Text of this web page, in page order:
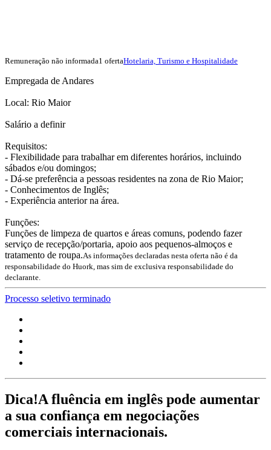
Remuneração não informada1 ofertaHotelaria, Turismo e Hospitalidade
Empregada de Andares
Local: Rio Maior
Salário a definir
Requisitos:
- Flexibilidade para trabalhar em diferentes horários, incluindo
sábados e/ou domingos;
- Dá-se preferência a pessoas residentes na zona de Rio Maior;
- Conhecimentos de Inglês;
- Experiência anterior na área.
Funções:
Funções de limpeza de quartos e áreas comuns, podendo fazer
serviço de recepção/portaria, apoio aos pequenos-almoços e
tratamento de roupa.As informações declaradas nesta oferta não é da
responsabilidade do Huork, mas sim de exclusiva responsabilidade do
declarante.
Processo seletivo terminado
Dica!A fluência em inglês pode aumentar
a sua confiança em negociações
comerciais internacionais.